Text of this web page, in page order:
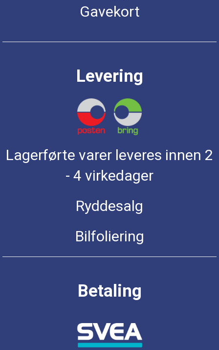
Gavekort
Levering
Lagerførte varer leveres innen 2
- 4 virkedager
Ryddesalg
Bilfoliering
Betaling